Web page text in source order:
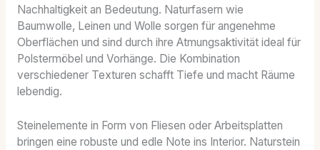
Nachhaltigkeit an Bedeutung. Naturfasern wie
Baumwolle, Leinen und Wolle sorgen für angenehme
Oberflächen und sind durch ihre Atmungsaktivität ideal für
Polstermöbel und Vorhänge. Die Kombination
verschiedener Texturen schafft Tiefe und macht Räume
lebendig.
Steinelemente in Form von Fliesen oder Arbeitsplatten
bringen eine robuste und edle Note ins Interior. Naturstein